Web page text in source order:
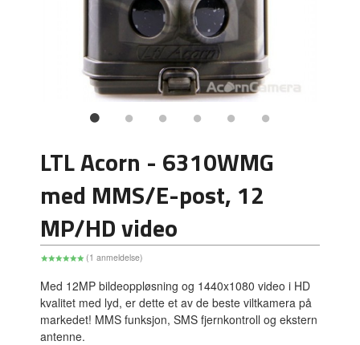
LTL Acorn - 6310WMG
med MMS/E-post, 12
MP/HD video
(1 anmeldelse)
Med 12MP bildeoppløsning og 1440x1080 video i HD
kvalitet med lyd, er dette et av de beste viltkamera på
markedet! MMS funksjon, SMS fjernkontroll og ekstern
antenne.